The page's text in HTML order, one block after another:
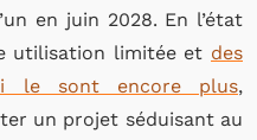
en juin 2028. En l’état
utilisation limitée et des
le sont encore plus,
un projet séduisant au